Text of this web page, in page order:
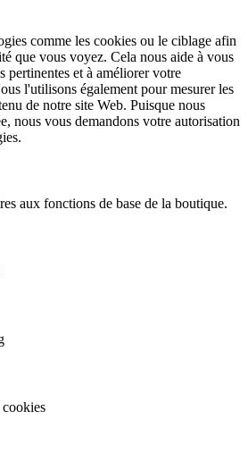
comme les cookies ou le ciblage afin
que vous voyez. Cela nous aide à vous
pertinentes et à améliorer votre
l'utilisons également pour mesurer les
de notre site Web. Puisque nous
nous vous demandons votre autorisation
aux fonctions de base de la boutique.
cookies